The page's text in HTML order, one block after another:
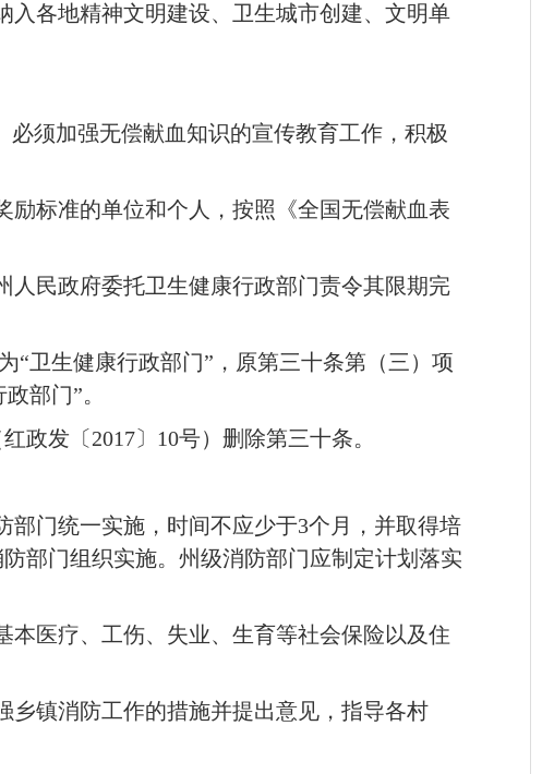
入各地精神文明建设、卫生城市创建、文明单
必须加强无偿献血知识的宣传教育工作，积极
励标准的单位和个人，按照《全国无偿献血表
人民政府委托卫生健康行政部门责令其限期完
“卫生健康行政部门”，原第三十条第（三）项
部门”。
政发〔2017〕10号）删除第三十条。
部门统一实施，时间不应少于3个月，并取得培
部门组织实施。州级消防部门应制定计划落实
本医疗、工伤、失业、生育等社会保险以及住
乡镇消防工作的措施并提出意见，指导各村